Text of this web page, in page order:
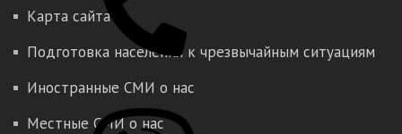
Карта сайта
Подготовка населения к чрезвычайным ситуациям
Иностранные СМИ о нас
Местные СМИ о нас